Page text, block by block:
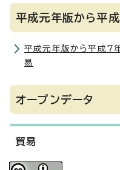
平成元年版から平
平成元年版から平成7
易
オープンデータ
貿易